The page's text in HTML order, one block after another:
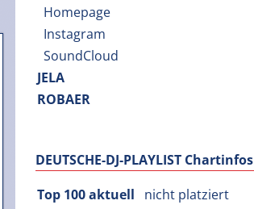
Homepage
Instagram
SoundCloud
JELA
ROBAER
DEUTSCHE-DJ-PLAYLIST Chartinfos
Top 100 aktuell
nicht platziert